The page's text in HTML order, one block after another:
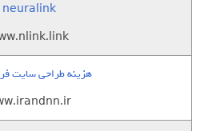
neuralink
هزینه طراحی سایت